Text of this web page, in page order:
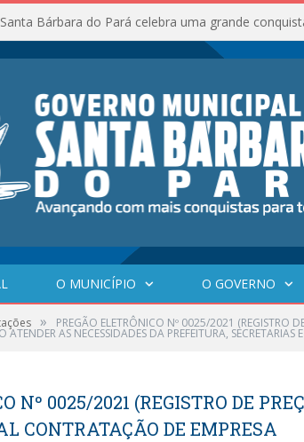
Santa Bárbara do Pará celebra uma grande
O MUNICÍPIO O GOVERNO
» PREGÃO ELETRÔNICO Nº 0025/2021 (REGISTRO
ATENDER AS NECESSIDADES DA PREFEITURA,
Nº 0025/2021 (REGISTRO DE
CONTRATAÇÃO DE EMPRESA